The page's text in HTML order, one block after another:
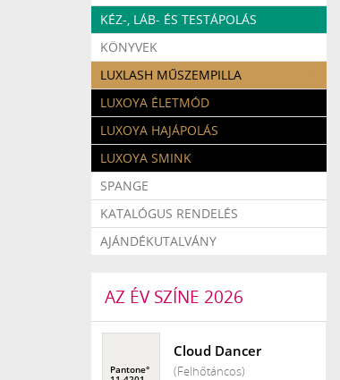
KÉZ-, LÁB- ÉS TESTÁPOLÁS
KÖNYVEK
LUXLASH MŰSZEMPILLA
LUXOYA ÉLETMÓD
LUXOYA HAJÁPOLÁS
LUXOYA SMINK
SPANGE
KATALÓGUS RENDELÉS
AJÁNDÉKUTALVÁNY
AZ ÉV SZÍNE 2026
Cloud Dancer
(Felhőtáncos)